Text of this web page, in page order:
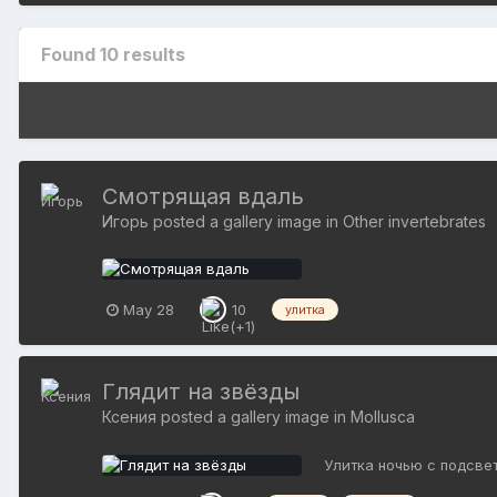
Found 10 results
Смотрящая вдаль
Игорь posted a gallery image in Other invertebrates
May 28 10 улитка
Глядит на звёзды
Ксения posted a gallery image in Mollusca
Улитка ночью с